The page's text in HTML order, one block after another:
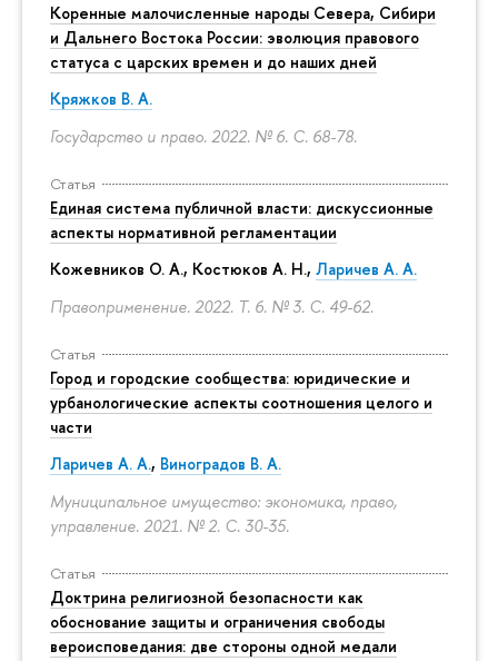
Коренные малочисленные народы Севера, Сибири
и Дальнего Востока России: эволюция правового
статуса с царских времен и до наших дней
Кряжков В. А.
Государство и право. 2022. № 6. С. 68-78.
Статья
Единая система публичной власти: дискуссионные
аспекты нормативной регламентации
Кожевников О. А., Костюков А. Н., Ларичев А. А.
Правоприменение. 2022. Т. 6. № 3. С. 49-62.
Статья
Город и городские сообщества: юридические и
урбанологические аспекты соотношения целого и
части
Ларичев А. А., Виноградов В. А.
Муниципальное имущество: экономика, право,
управление. 2021. № 2. С. 30-35.
Статья
Доктрина религиозной безопасности как
обоснование защиты и ограничения свободы
вероисповедания: две стороны одной медали